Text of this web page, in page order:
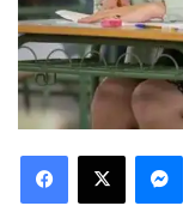
Facebook
X